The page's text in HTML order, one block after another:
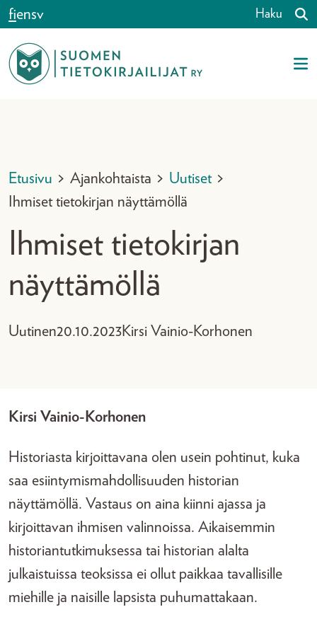
Siirry sisältöön
fiensv Haku
Etusivu > Ajankohtaista > Uutiset >
Ihmiset tietokirjan näyttämöllä
Ihmiset tietokirjan
näyttämöllä
Uutinen20.10.2023Kirsi Vainio-Korhonen
Kirsi Vainio-Korhonen
Historiasta kirjoittavana olen usein pohtinut, kuka
saa esiintymismahdollisuuden historian
näyttämöllä. Vastaus on aina kiinni ajassa ja
kirjoittavan ihmisen valinnoissa. Aikaisemmin
historiantutkimuksessa tai historian alalta
julkaistuissa teoksissa ei ollut paikkaa tavallisille
miehille ja naisille lapsista puhumattakaan.